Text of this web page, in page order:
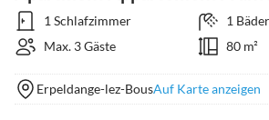
1 Schlafzimmer
1 Bäder
Max. 3 Gäste
80 m²
Erpeldange-lez-BousAuf Karte anzeigen